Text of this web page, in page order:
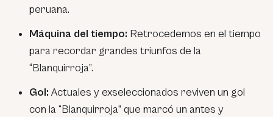
peruana.
Máquina del tiempo: Retrocedemos en el tiempo
para recordar grandes triunfos de la
“Blanquirroja”.
Gol: Actuales y exseleccionados reviven un gol
con la “Blanquirroja” que marcó un antes y